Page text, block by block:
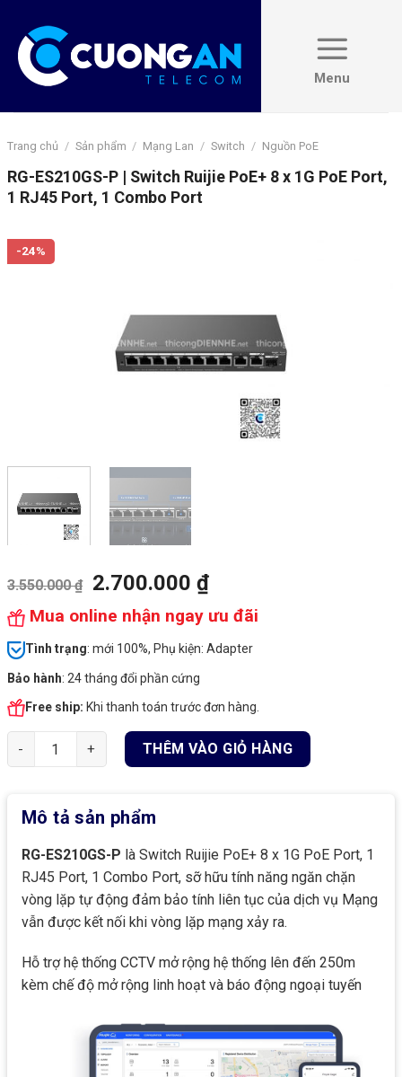
content
Trang chủ / Sản phẩm / Mạng Lan / Switch / Nguồn PoE
RG-ES210GS-P | Switch Ruijie PoE+ 8 x 1G PoE Port,
1 RJ45 Port, 1 Combo Port
-24%
3.550.000₫ 2.700.000₫
Mua online nhận ngay ưu đãi
Tình trạng: mới 100%, Phụ kiện: Adapter
Bảo hành: 24 tháng đổi phần cứng
Free ship: Khi thanh toán trước đơn hàng.
RG-ES210GS-P | Switch Ruijie PoE+ 8 x 1G PoE Port, 1 RJ45
THÊM VÀO GIỎ HÀNG
Mô tả sản phẩm
RG-ES210GS-P là Switch Ruijie PoE+ 8 x 1G PoE Port, 1
RJ45 Port, 1 Combo Port, sỡ hữu tính năng ngăn chặn
vòng lặp tự động đảm bảo tính liên tục của dịch vụ Mạng
vẫn được kết nối khi vòng lặp mạng xảy ra.
Hỗ trợ hệ thống CCTV mở rộng hệ thống lên đến 250m
kèm chế độ mở rộng linh hoạt và báo động ngoại tuyến